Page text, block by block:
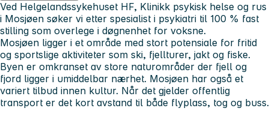
Ved Helgelandssykehuset HF, Klinikk psykisk helse og rus
i Mosjøen søker vi etter spesialist i psykiatri til 100 % fast
stilling som overlege i døgnenhet for voksne.
Mosjøen ligger i et område med stort potensiale for fritid
og sportslige aktiviteter som ski, fjellturer, jakt og fiske.
Byen er omkranset av store naturområder der fjell og
fjord ligger i umiddelbar nærhet. Mosjøen har også et
variert tilbud innen kultur. Når det gjelder offentlig
transport er det kort avstand til både flyplass, tog og buss.